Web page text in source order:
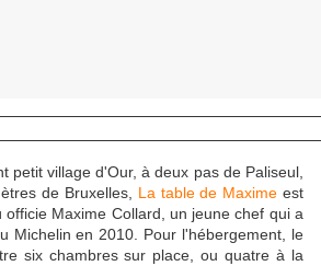
petit village d'Our, à deux pas de Paliseul,
de Bruxelles, La table de Maxime est
Maxime Collard, un jeune chef qui a
Michelin en 2010. Pour l'hébergement, le
six chambres sur place, ou quatre à la